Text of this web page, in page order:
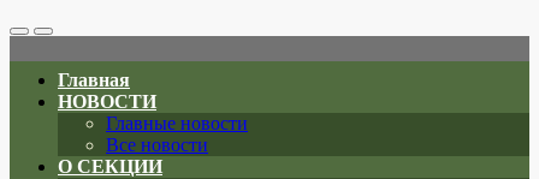
Search
Toggle
Меню
Главная
НОВОСТИ
Главные новости
Все новости
О СЕКЦИИ